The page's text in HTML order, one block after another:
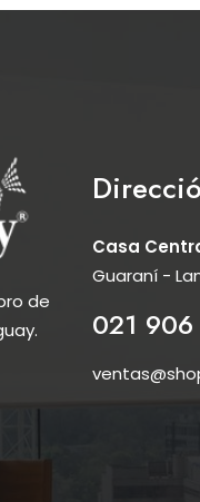
de
Casa
Guaraní -
021